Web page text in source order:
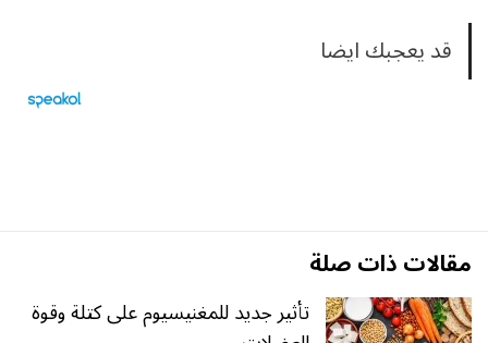
قد يعجبك ايضا
مقالات ذات صلة
تأثير جديد للمغنيسيوم على كتلة وقوة